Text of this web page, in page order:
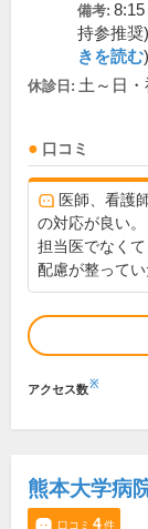
備考:
持参推奨
きを読む)
休診日: 土～日・
口コミ
医師、看護
の対応が良い。
担当医でなくて
配慮が整ってい
アクセス数※
熊本大学病
口コミ 4件